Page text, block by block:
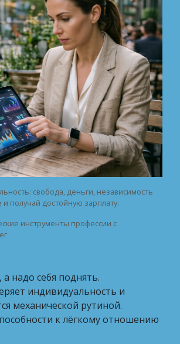
свобода, деньги, независимость
получай достойную зарплату.
инструменты профессии с
а надо себя поднять.
индивидуальность и
механической рутиной.
к лёгкому отношению